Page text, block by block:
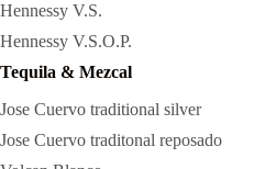
Hennessy V.S.
Hennessy V.S.O.P.
Tequila & Mezcal
Jose Cuervo traditional silver
Jose Cuervo traditonal reposado